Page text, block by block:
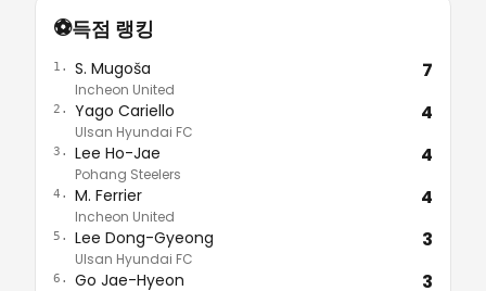
⚽득점 랭킹
1. S. Mugoša
Incheon United
7
2. Yago Cariello
Ulsan Hyundai FC
4
3. Lee Ho-Jae
Pohang Steelers
4
4. M. Ferrier
Incheon United
4
5. Lee Dong-Gyeong
Ulsan Hyundai FC
3
6. Go Jae-Hyeon 3